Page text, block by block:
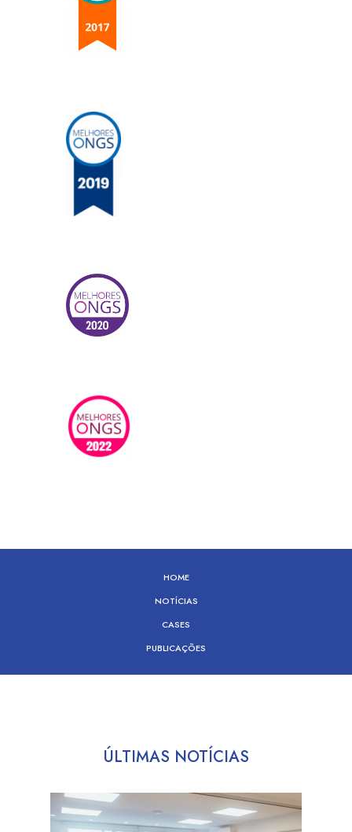
HOME
NOTÍCIAS
CASES
PUBLICAÇÕES
ÚLTIMAS NOTÍCIAS